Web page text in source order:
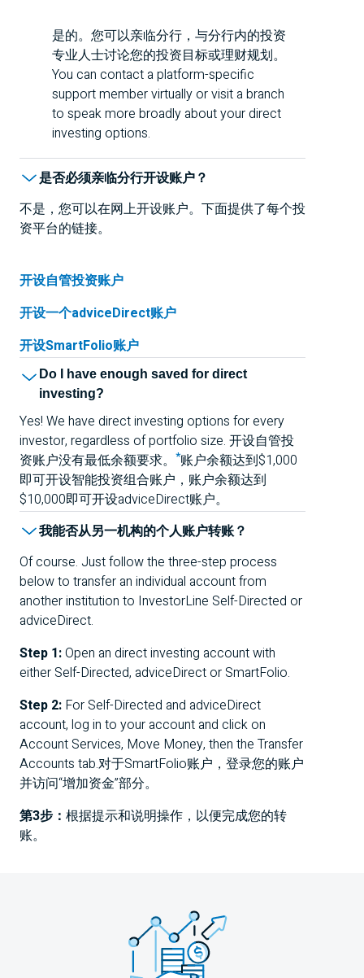
是的。您可以亲临分行，与分行内的投资
专业人士讨论您的投资目标或理财规划。
You can contact a platform-specific
support member virtually or visit a branch
to speak more broadly about your direct
investing options.
是否必须亲临分行开设账户？
不是，您可以在网上开设账户。下面提供了每个投
资平台的链接。
开设自管投资账户
开设一个adviceDirect账户
开设SmartFolio账户
Do I have enough saved for direct
investing?
Yes! We have direct investing options for every
investor, regardless of portfolio size. 开设自管投
资账户没有最低余额要求。 *账户余额达到$1,000
即可开设智能投资组合账户，账户余额达到
$10,000即可开设adviceDirect账户。
我能否从另一机构的个人账户转账？
Of course. Just follow the three-step process
below to transfer an individual account from
another institution to InvestorLine Self-Directed or
adviceDirect.
Step 1:Open an direct investing account with
either Self-Directed, adviceDirect or SmartFolio.
Step 2: For Self-Directed and adviceDirect
account, log in to your account and click on
Account Services, Move Money, then the Transfer
Accounts tab.对于SmartFolio账户，登录您的账户
并访问“增加资金”部分。
第3步： 根据提示和说明操作，以便完成您的转
账。